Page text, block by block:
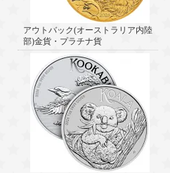
アウトバック(オーストラリア内陸
部)金貨・プラチナ貨